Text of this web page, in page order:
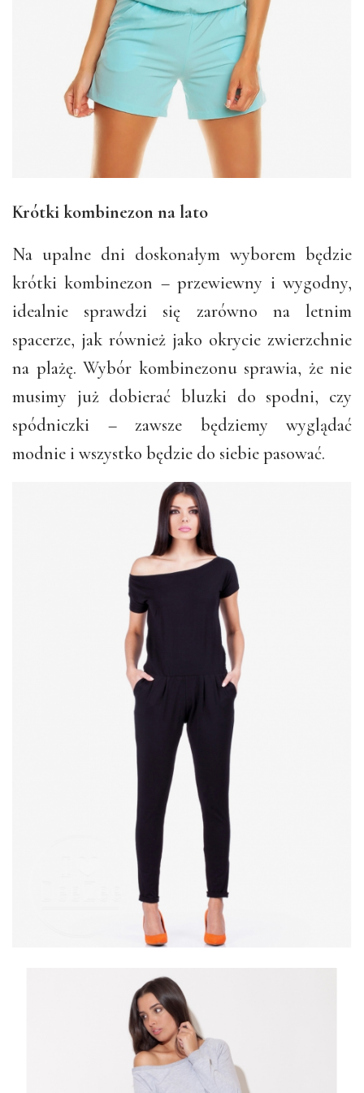
Krótki kombinezon na lato
Na upalne dni doskonałym wyborem będzie
krótki kombinezon – przewiewny i wygodny,
idealnie sprawdzi się zarówno na letnim
spacerze, jak również jako okrycie zwierzchnie
na plażę. Wybór kombinezonu sprawia, że nie
musimy już dobierać bluzki do spodni, czy
spódniczki – zawsze będziemy wyglądać
modnie i wszystko będzie do siebie pasować.